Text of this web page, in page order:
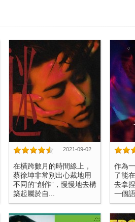
2021-09-02
在橫跨數月的時間線上，
蔡徐坤非常別出心裁地用
不同的“創作”，慢慢地去構
築起屬於自...
作為
了能
去拿
一個